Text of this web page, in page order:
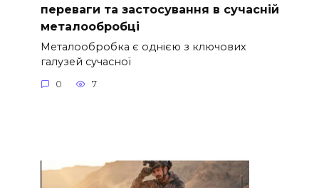
переваги та застосування в сучасній
металообробці
Металообробка є однією з ключових
галузей сучасної
0 7